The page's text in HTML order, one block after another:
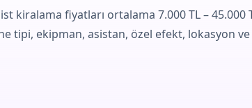
kiralama fiyatları ortalama 7.000 TL – 45.000
tipi, ekipman, asistan, özel efekt, lokasyon